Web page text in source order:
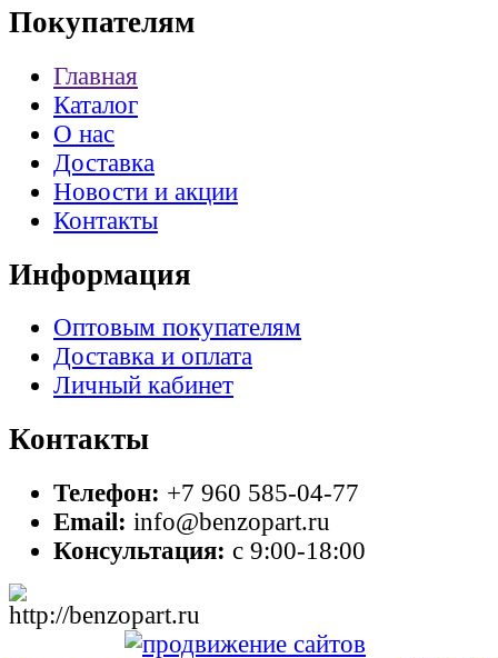
Покупателям
Главная
Каталог
О нас
Доставка
Новости и акции
Контакты
Информация
Оптовым покупателям
Доставка и оплата
Личный кабинет
Контакты
Телефон: +7 960 585-04-77
Email: info@benzopart.ru
Консультация: с 9:00-18:00